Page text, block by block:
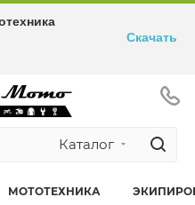
Каталог
МОТОТЕХНИКА
Скачать